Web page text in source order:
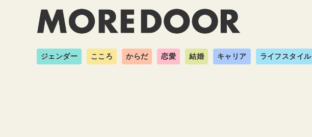
ジェンダー こころ からだ 恋愛 結婚 キャリア ライフスタイル